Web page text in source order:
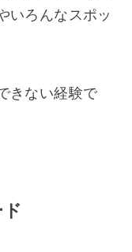
いろんなスポッ
きない経験で